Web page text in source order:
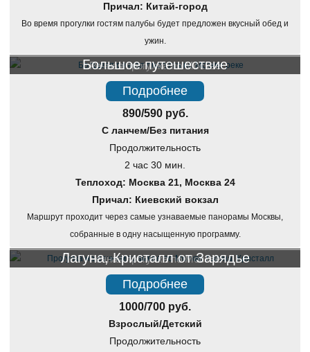
Причал: Китай-город
Во время прогулки гостям палубы будет предложен вкусный обед и
ужин.
Речная прогулка по Москве
Большое путешествие
Подробнее
890/590 руб.
С ланчем/Без питания
Продолжительность
2 час 30 мин.
Теплоход: Москва 21, Москва 24
Причал: Киевский вокзал
Маршрут проходит через самые узнаваемые панорамы Москвы,
собранные в одну насыщенную программу.
Речная прогулка по Москве
Лагуна, Кристалл от Зарядье
Подробнее
1000/700 руб.
Взрослый/Детский
Продолжительность